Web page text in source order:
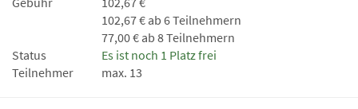
102,67 € ab 6 Teilnehmern
77,00 € ab 8 Teilnehmern
Status
Es ist noch 1 Platz frei
Teilnehmer
max. 13